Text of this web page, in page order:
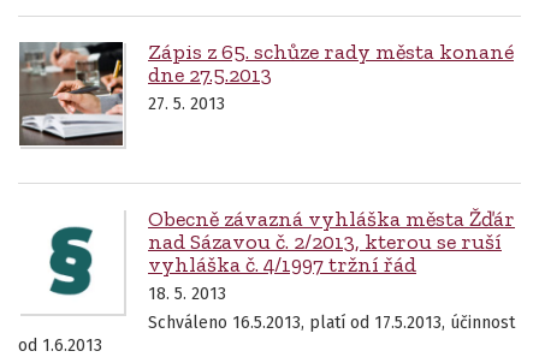
Zápis z 65. schůze rady města konané
dne 27.5.2013
27. 5. 2013
Obecně závazná vyhláška města Žďár
nad Sázavou č. 2/2013, kterou se ruší
vyhláška č. 4/1997 tržní řád
18. 5. 2013
Schváleno 16.5.2013, platí od 17.5.2013, účinnost
od 1.6.2013